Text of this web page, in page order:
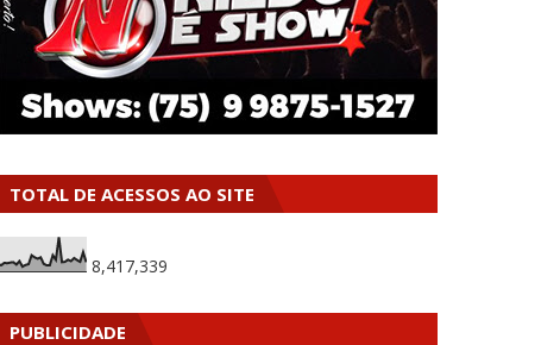
TOTAL DE ACESSOS AO SITE
8,417,339
PUBLICIDADE